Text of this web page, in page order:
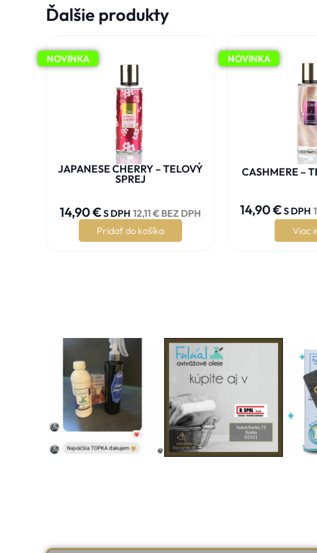
Ďalšie produkty
NOVINKA
JAPANESE CHERRY – TELOVÝ
SPREJ
14,90€S DPH 12,11 €BEZ DPH
Pridať do košíka
NOVINKA
CASHMERE –
14,90€S DPH
Viac